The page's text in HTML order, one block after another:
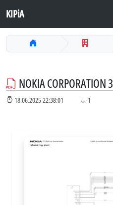
KIPiA
NOKIA CORPORATION
18.06.2025 22:38:01 1